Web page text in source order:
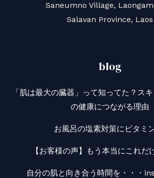
Saneumno Village,
Salavan Province, Laos
blog
「肌は最大の臓器」って知ってた？ス
の健康につながる理由
お風呂の塩素対策にビタミ
【お客様の声】もう本当にこれだ
自分の肌と向き合う時間を・・・